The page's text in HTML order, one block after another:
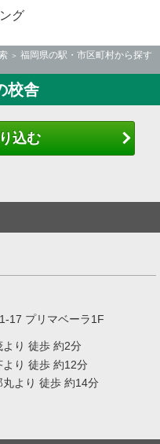
グ
福岡県の駅・市区町村から探す
校舎
込む
17 プリマベーラ1F
り 徒歩 約2分
り 徒歩 約12分
より 徒歩 約14分